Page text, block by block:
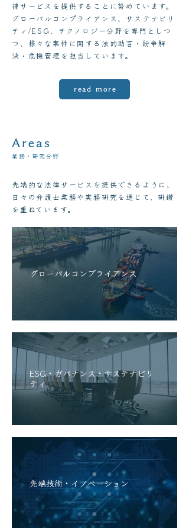
律サービスを提供することに努めています。
グローバルコンプライアンス、サステナビリ
ティ/ESG、テクノロジー分野を専門としつ
つ、様々な案件に関する法的助言・紛争解
決・危機管理を担当しています。
read more
Areas
業務・研究分野
先端的な法律サービスを提供できるように、
日々の弁護士業務や実務研究を通じて、研鑽
を重ねています。
グローバルコンプライアンス
ESG・ガバナンス・サステナビリ
ティ
先端技術・イノベーション